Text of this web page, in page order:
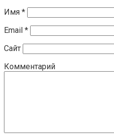
Имя *
Email *
Сайт
Комментарий